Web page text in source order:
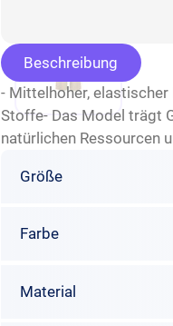
Beschreibung
- Mittelhoher,
Stoffe- Das Model trägt
natürlichen Ressourcen
Größe
Farbe
Material